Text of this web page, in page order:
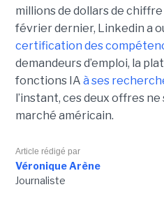
millions de dollars de chiffre
février dernier, Linkedin a
certification des
demandeurs d’emploi, la
fonctions IA à ses
l’instant, ces deux offres
marché américain.
Article rédigé par
Véronique Arène
Journaliste